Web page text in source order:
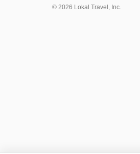
© 2026 Lokal Travel, Inc.